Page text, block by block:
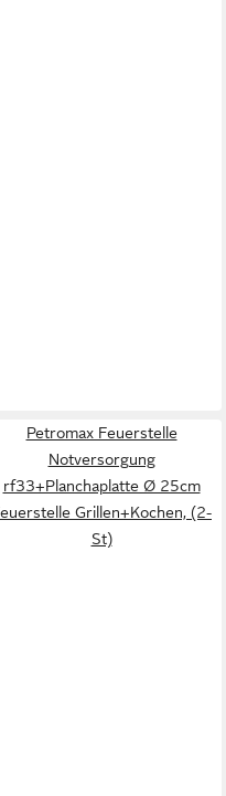
Petromax Feuerstelle
Notversorgung
rf33+Planchaplatte Ø 25cm
Grillen+Kochen, (2-
St)